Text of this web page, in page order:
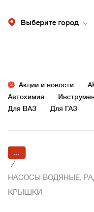
Выберите город
Акции и новости
Автохимия
Для ВАЗ
Для ГАЗ
...
/
НАСОСЫ ВОДЯНЫЕ,
КРЫШКИ